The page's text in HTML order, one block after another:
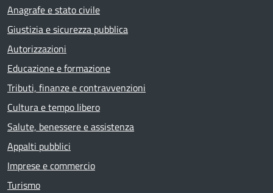
Anagrafe e stato civile
Giustizia e sicurezza pubblica
Autorizzazioni
Educazione e formazione
Tributi, finanze e contravvenzioni
Cultura e tempo libero
Salute, benessere e assistenza
Appalti pubblici
Imprese e commercio
Turismo